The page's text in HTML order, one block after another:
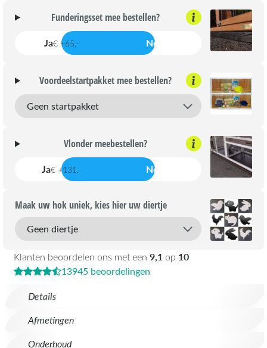
Details
Afmetingen
Onderhoud
Klanten beoordelen ons met een 9,1 op 10
13945 beoordelingen
Funderingsset mee bestellen?
Ja€ +65,- Nee
Voordeelstartpakket mee bestellen?
Vlonder meebestellen?
Ja€ +131,- Nee
Maak uw hok uniek, kies hier uw diertje